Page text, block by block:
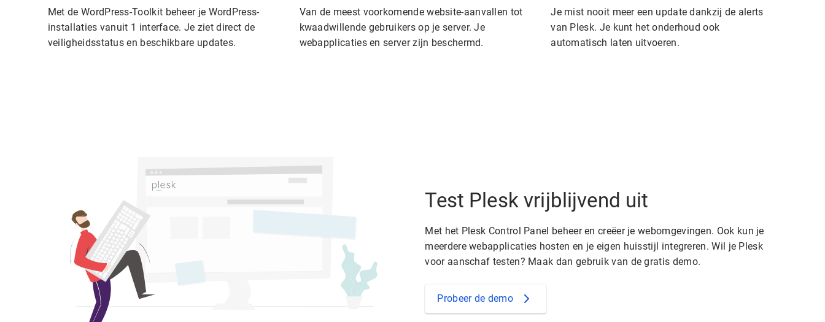
Met de WordPress-Toolkit beheer je WordPress-
installaties vanuit 1 interface. Je ziet direct de
veiligheidsstatus en beschikbare updates.
Van de meest voorkomende website-aanvallen tot
kwaadwillende gebruikers op je server. Je
webapplicaties en server zijn beschermd.
Je mist nooit meer een update dankzij de alerts
van Plesk. Je kunt het onderhoud ook
automatisch laten uitvoeren.
Test Plesk vrijblijvend uit
Met het Plesk Control Panel beheer en creëer je webomgevingen. Ook kun je
meerdere webapplicaties hosten en je eigen huisstijl integreren. Wil je Plesk
voor aanschaf testen? Maak dan gebruik van de gratis demo.
Probeer de demo